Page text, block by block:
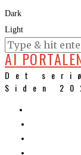
Dark
Light
KURSER
AI
Det
Siden